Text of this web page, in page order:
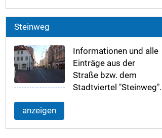
Steinweg
Informationen und alle
Einträge aus der
Straße bzw. dem
Stadtviertel "Steinweg".
anzeigen